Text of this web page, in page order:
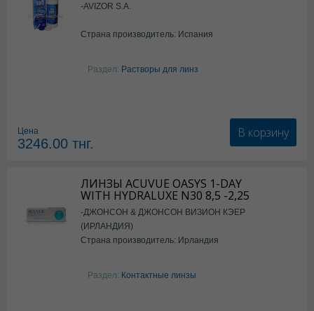
-AVIZOR S.A.
Страна производитель: Испания
Раздел: Растворы для линз
Цена
3246.00 тнг.
В корзину
ЛИНЗЫ ACUVUE OASYS 1-DAY
WITH HYDRALUXE N30 8,5 -2,25
-ДЖОНСОН & ДЖОНСОН ВИЗИОН КЭЕР
(ИРЛАНДИЯ)
Страна производитель: Ирландия
Раздел: Контактные линзы